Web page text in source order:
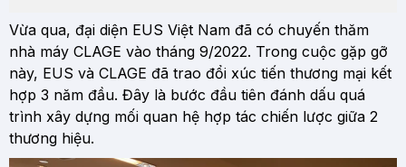
Vừa qua, đại diện EUS Việt Nam đã có chuyến thăm
nhà máy CLAGE vào tháng 9/2022. Trong cuộc gặp gỡ
này, EUS và CLAGE đã trao đổi xúc tiến thương mại kết
hợp 3 năm đầu. Đây là bước đầu tiên đánh dấu quá
trình xây dựng mối quan hệ hợp tác chiến lược giữa 2
thương hiệu.